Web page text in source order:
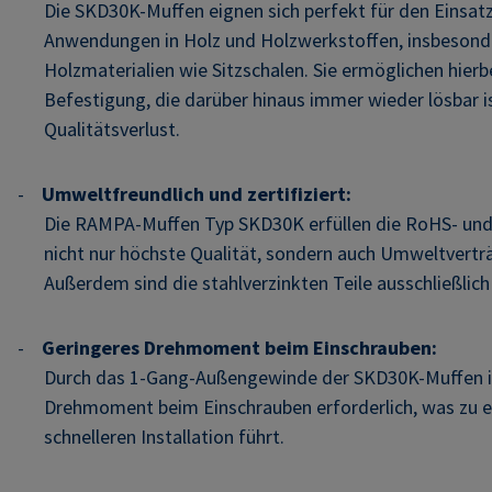
Die SKD30K-Muffen eignen sich perfekt für den
Anwendungen in Holz und Holzwerkstoffen,
Holzmaterialien wie Sitzschalen. Sie ermöglichen
Befestigung, die darüber hinaus immer wieder lösbar
Qualitätsverlust.
-
Umweltfreundlich und zertifiziert:
Die RAMPA-Muffen Typ SKD30K erfüllen die RoHS-
nicht nur höchste Qualität, sondern auch
Außerdem sind die stahlverzinkten Teile
-
Geringeres Drehmoment beim Einschrauben:
Durch das 1-Gang-Außengewinde der SKD30K-
Drehmoment beim Einschrauben erforderlich, was zu
schnelleren Installation führt.